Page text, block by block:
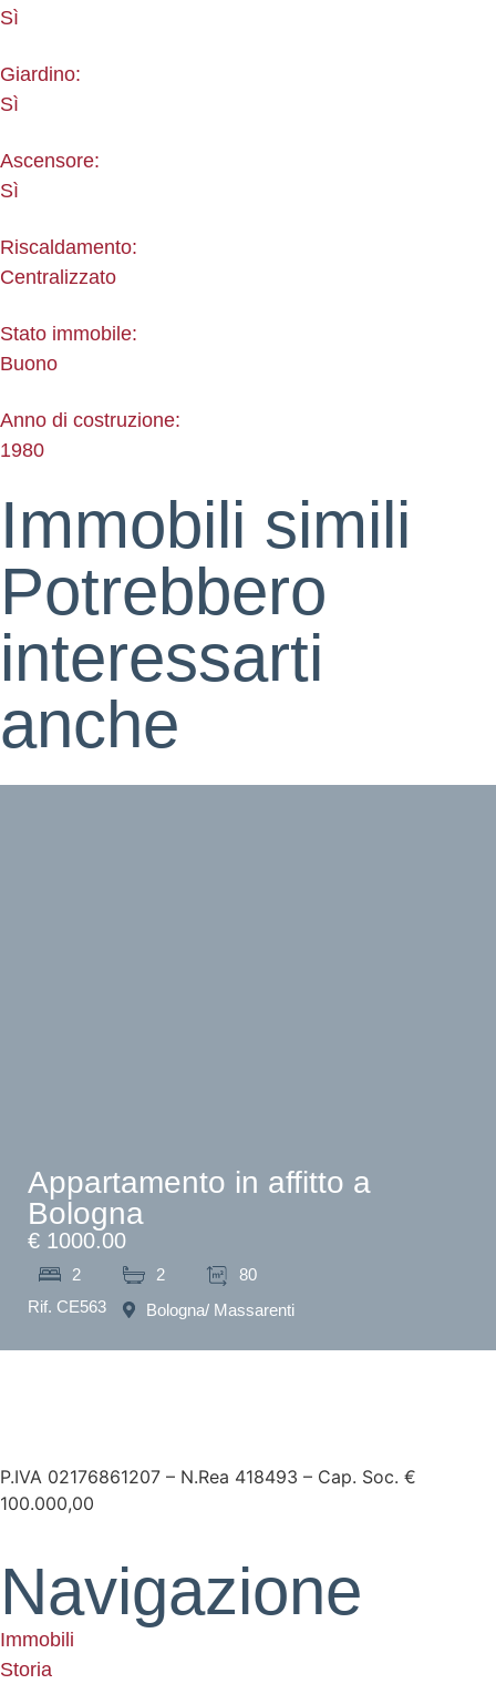
Sì
Giardino:
Sì
Ascensore:
Sì
Riscaldamento:
Centralizzato
Stato immobile:
Buono
Anno di costruzione:
1980
Immobili simili
Potrebbero
interessarti
anche
Appartamento in affitto a
Bologna
€ 1000.00
2 2
80
Rif. CE563
Bologna/ Massarenti
P.IVA 02176861207 – N.Rea 418493 – Cap. Soc. €
100.000,00
Navigazione
Immobili
Storia